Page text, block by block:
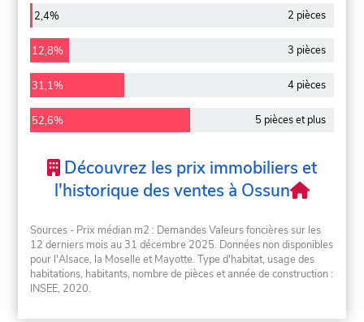
2,4% 2 pièces
12,8% 3 pièces
31,1% 4 pièces
52,6% 5 pièces et plus
Découvrez les prix immobiliers et
l'historique des ventes à Ossun
Sources - Prix médian m2 : Demandes Valeurs foncières sur les
12 derniers mois au 31 décembre 2025. Données non disponibles
pour l'Alsace, la Moselle et Mayotte. Type d'habitat, usage des
habitations, habitants, nombre de pièces et année de construction :
INSEE, 2020.